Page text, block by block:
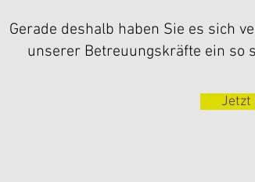
Gerade deshalb haben Sie es sich
unserer Betreuungskräfte ein so
Jetzt